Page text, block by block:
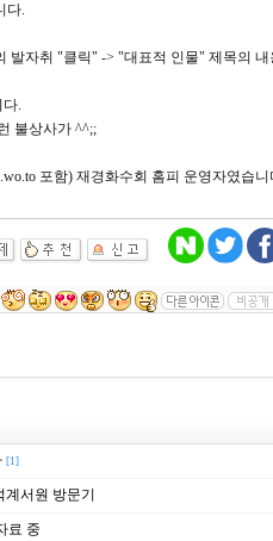
다.
발자취 "클릭" -> "대표적 인물" 제목의 내
.
불상사가 ^^;;
포함) 재경화수회 홈피 운영자였습니
[1]
서원 방문기
료 중